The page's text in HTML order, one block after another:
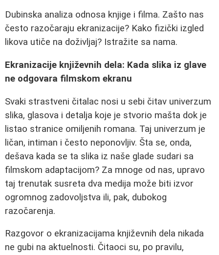
Dubinska analiza odnosa knjige i filma. Zašto nas
često razočaraju ekranizacije? Kako fizički izgled
likova utiče na doživljaj? Istražite sa nama.
Ekranizacije književnih dela: Kada slika iz glave
ne odgovara filmskom ekranu
Svaki strastveni čitalac nosi u sebi čitav univerzum
slika, glasova i detalja koje je stvorio mašta dok je
listao stranice omiljenih romana. Taj univerzum je
ličan, intiman i često neponovljiv. Šta se, onda,
dešava kada se ta slika iz naše glade sudari sa
filmskom adaptacijom? Za mnoge od nas, upravo
taj trenutak susreta dva medija može biti izvor
ogromnog zadovoljstva ili, pak, dubokog
razočarenja.
Razgovor o ekranizacijama književnih dela nikada
ne gubi na aktuelnosti. Čitaoci su, po pravilu,